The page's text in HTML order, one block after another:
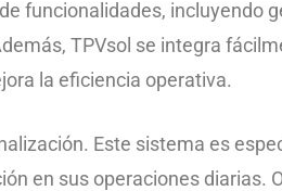
funcionalidades, incluyendo
TPVsol se integra
la eficiencia operativa.
Este sistema es
en sus operaciones diarias.